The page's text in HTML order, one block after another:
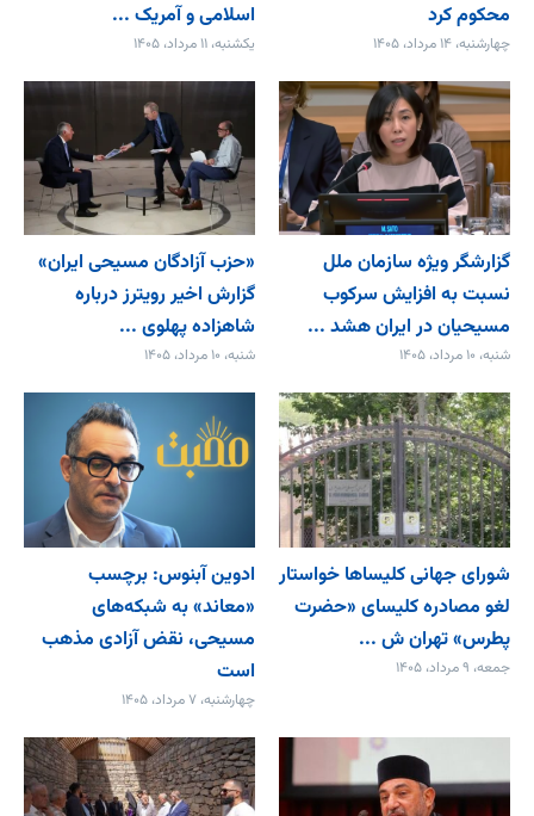
محکوم کرد
چهارشنبه، ۱۴ مرداد، ۱۴۰۵
اسلامی و آمریک ...
یکشنبه، ۱۱ مرداد، ۱۴۰۵
گزارشگر ویژه سازمان ملل
نسبت به افزایش سرکوب
مسیحیان در ایران هشد ...
شنبه، ۱۰ مرداد، ۱۴۰۵
«حزب آزادگان مسیحی ایران»
گزارش اخیر رویترز درباره
شاهزاده پهلوی ...
شنبه، ۱۰ مرداد، ۱۴۰۵
شورای جهانی کلیساها خواستار
لغو مصادره کلیسای «حضرت
پطرس» تهران ش ...
جمعه، ۹ مرداد، ۱۴۰۵
ادوین آبنوس: برچسب
«معاند» به شبکه‌های
مسیحی، نقض آزادی مذهب
است
چهارشنبه، ۷ مرداد، ۱۴۰۵